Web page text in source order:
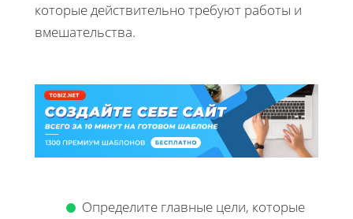
которые действительно требуют работы и
вмешательства.
Определите главные цели, которые